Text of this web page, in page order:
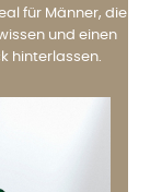
für Männer, die
und einen
hinterlassen.